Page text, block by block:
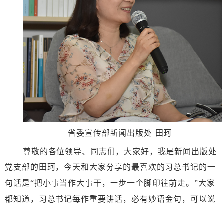
省委宣传部新闻出版处 田珂
尊敬的各位领导、同志们，大家好，我是新闻出版处
党支部的田珂，今天和大家分享的最喜欢的习总书记的一
句话是“把小事当作大事干，一步一个脚印往前走。”大家
都知道，习总书记每作重要讲话，必有妙语金句，可以说